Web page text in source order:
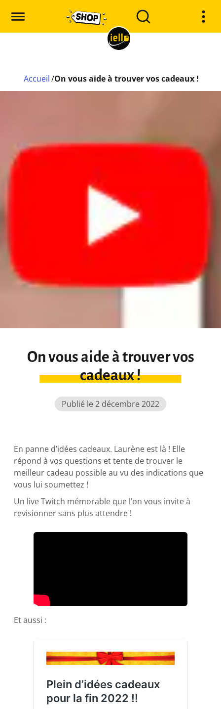
Accueil /On vous aide à trouver vos cadeaux !
On vous aide à trouver vos
cadeaux !
Publié le 2 décembre 2022
En panne d’idées cadeaux. Laurène est là ! Elle
répond à vos questions et tente de trouver le
meilleur cadeau possible au vu des indications que
vous lui soumettez !
Un live Twitch mémorable que l’on vous invite à
revisionner sans plus attendre !
Et aussi :